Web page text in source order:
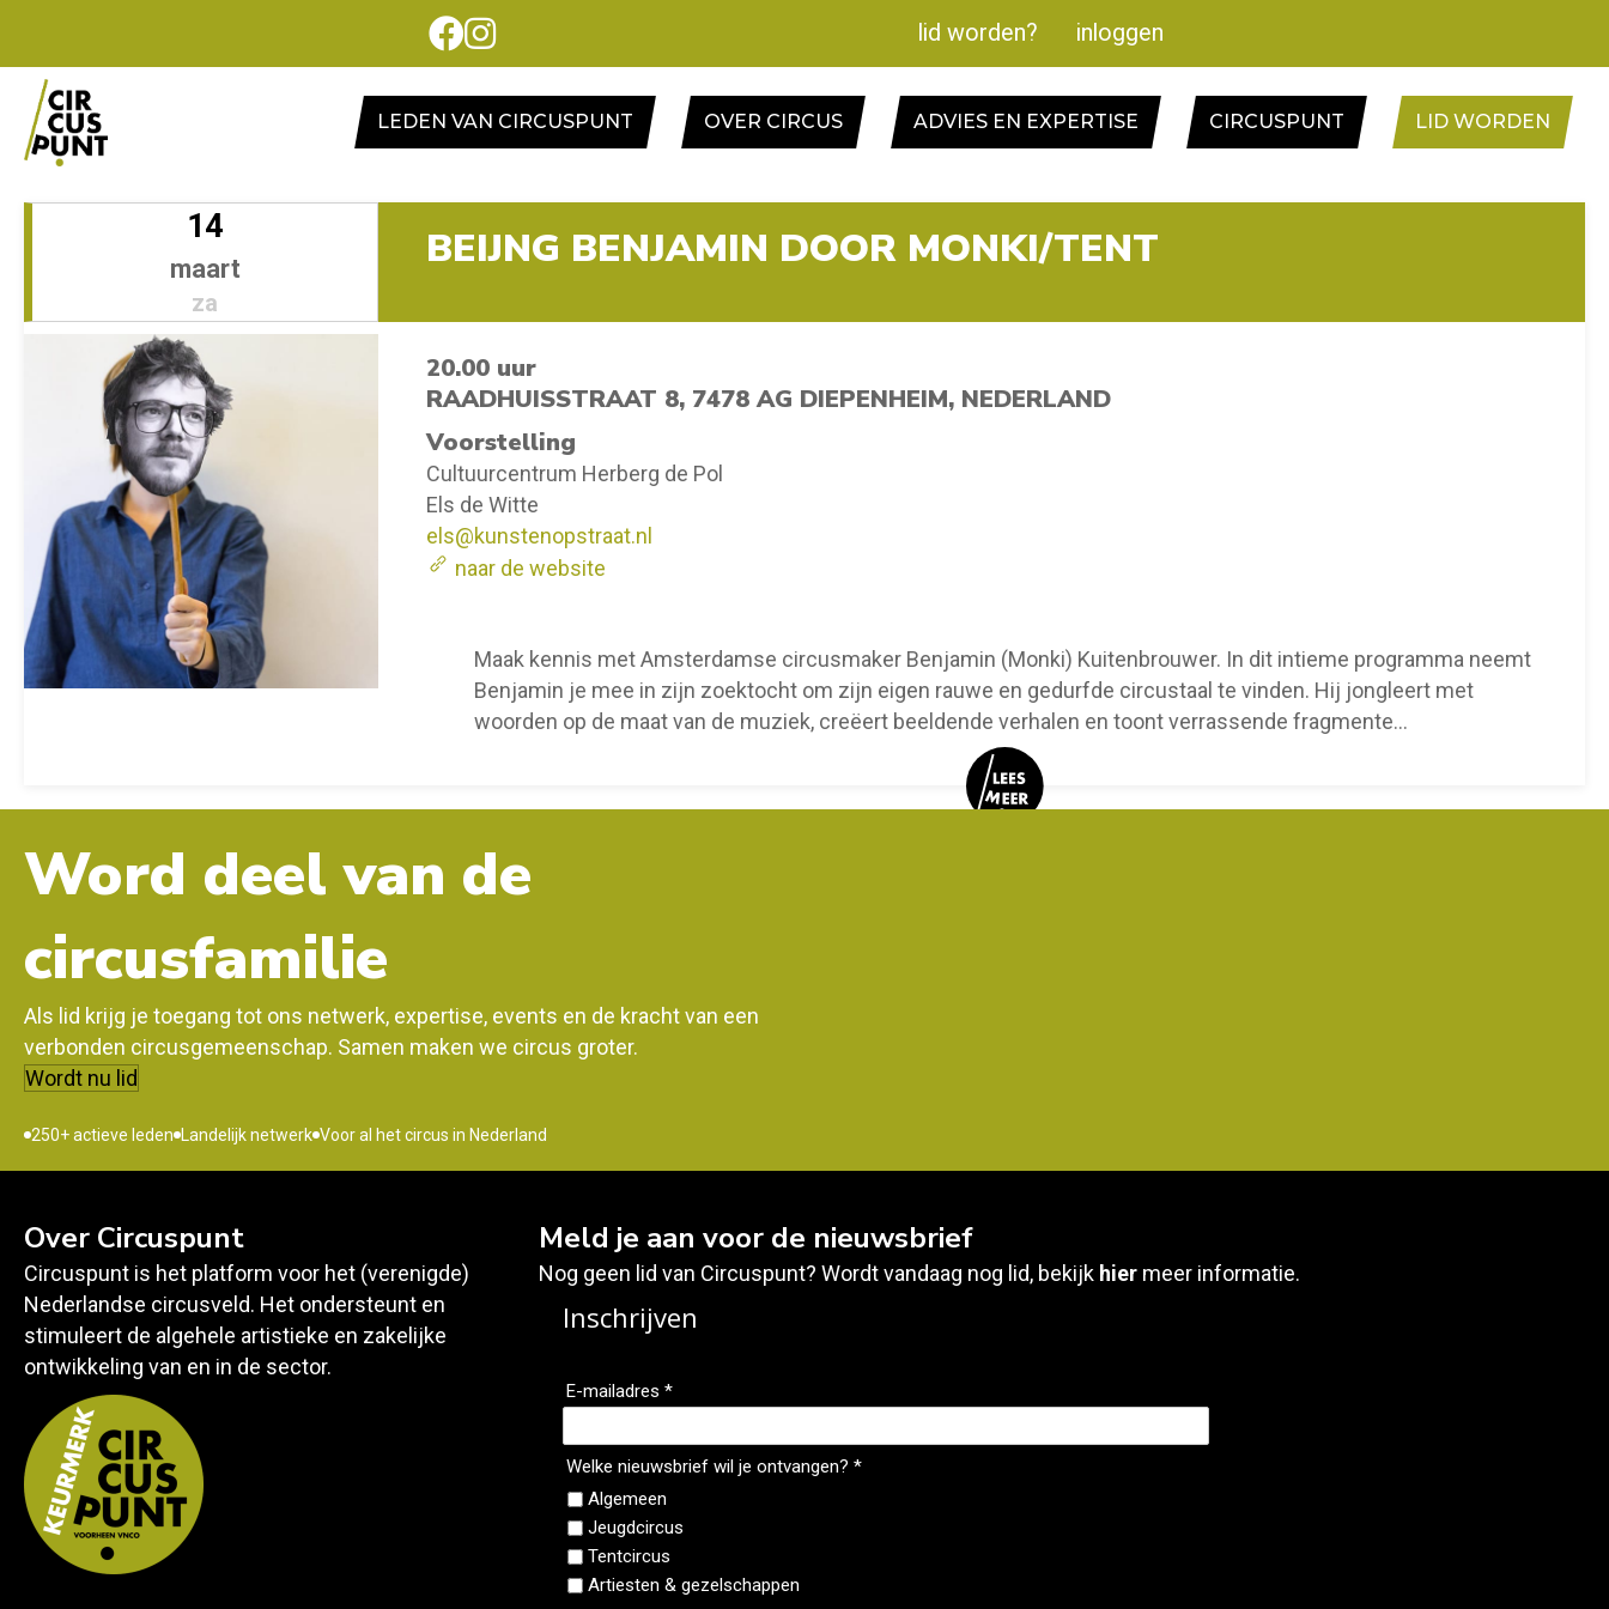
lid worden? inloggen
LEDEN VAN CIRCUSPUNT OVER CIRCUS ADVIES EN EXPERTISE CIRCUSPUNT LID WORDEN
14
maart
za
BEIJNG BENJAMIN DOOR MONKI/TENT
20.00 uur
RAADHUISSTRAAT 8, 7478 AG DIEPENHEIM, NEDERLAND
Voorstelling
Cultuurcentrum Herberg de Pol
Els de Witte
els@kunstenopstraat.nl
naar de website
Maak kennis met Amsterdamse circusmaker Benjamin (Monki) Kuitenbrouwer. In dit intieme programma neemt
Benjamin je mee in zijn zoektocht om zijn eigen rauwe en gedurfde circustaal te vinden. Hij jongleert met
woorden op de maat van de muziek, creëert beeldende verhalen en toont verrassende fragmente...
Word deel van de
circusfamilie
Als lid krijg je toegang tot ons netwerk, expertise, events en de kracht van een
verbonden circusgemeenschap. Samen maken we circus groter.
Wordt nu lid
250+ actieve leden Landelijk netwerk Voor al het circus in Nederland
Over Circuspunt
Circuspunt is het platform voor het (verenigde)
Nederlandse circusveld. Het ondersteunt en
stimuleert de algehele artistieke en zakelijke
ontwikkeling van en in de sector.
Meld je aan voor de nieuwsbrief
Nog geen lid van Circuspunt? Wordt vandaag nog lid, bekijk hier meer informatie.
Inschrijven
E-mailadres *
Welke nieuwsbrief wil je ontvangen? *
Algemeen
Jeugdcircus
Tentcircus
Artiesten & gezelschappen